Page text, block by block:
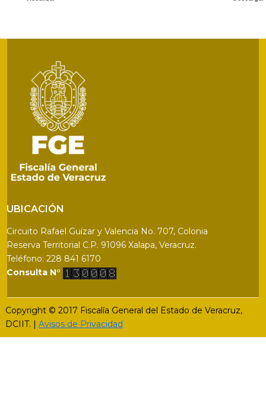
UBICACIÓN
Circuito Rafael Guízar y Valencia No. 707, Colonia
Reserva Territorial C.P. 91096 Xalapa, Veracruz.
Teléfono: 228 841 6170
Consulta N°
Copyright © 2017 Fiscalía General del Estado de Veracruz,
DCIIT. | Avisos de Privacidad